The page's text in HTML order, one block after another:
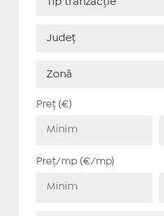
Preț (€)
Preț/mp (€/mp)